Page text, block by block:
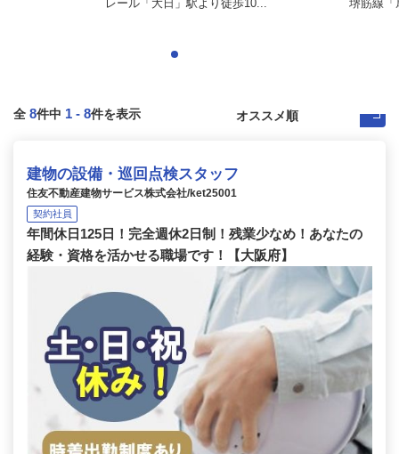
レール「大日」駅より徒歩10...
堺筋線「
全 8件中 1 - 8件を表示
建物の設備・巡回点検スタッフ
住友不動産建物サービス株式会社/ket25001
契約社員
年間休日125日！完全週休2日制！残業少なめ！あなたの
経験・資格を活かせる職場です！【大阪府】